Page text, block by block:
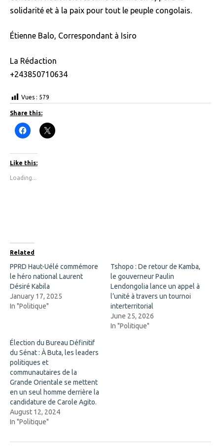
solidarité et à la paix pour tout le peuple congolais.
Étienne Balo, Correspondant à Isiro
La Rédaction
+243850710634
Vues : 579
Share this:
C
l
k
t
o
h
b
o
o
k
(
O
p
e
n
s
i
w
i
n
d
o
w
)
C
l
i
n
n
w
Like this:
Loading...
Related
PPRD Haut-Uélé commémore
le héro national Laurent
Désiré Kabila
January 17, 2025
In "Politique"
Tshopo : De retour de Kamba,
le gouverneur Paulin
Lendongolia lance un appel à
l’unité à travers un tournoi
interterritorial
June 25, 2026
In "Politique"
Élection du Bureau Définitif
du Sénat : À Buta, les leaders
politiques et
communautaires de la
Grande Orientale se mettent
en un seul homme derrière la
candidature de Carole Agito.
August 12, 2024
In "Politique"